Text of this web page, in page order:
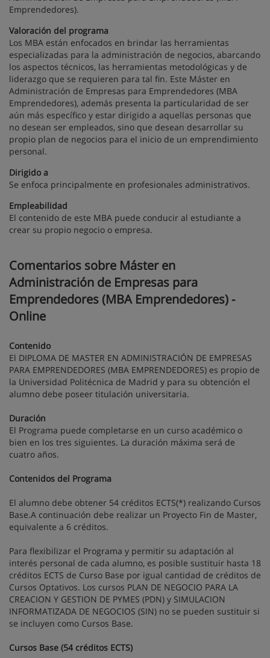
Emprendedores).
Valoración del programa
Los MBA están enfocados en brindar las herramientas
especializadas para la administración de negocios, abarcando
los aspectos técnicos, las herramientas metodológicas y de
liderazgo que se requieren para tal fin. Este Máster en
Administración de Empresas para Emprendedores (MBA
Emprendedores), además presenta la particularidad de ser
aún más específico y estar dirigido a aquellas personas que
no desean ser empleados, sino que desean desarrollar su
propio plan de negocios para el inicio de un emprendimiento
personal.
Dirigido a
Se enfoca principalmente en profesionales administrativos.
Empleabilidad
El contenido de este MBA puede conducir al estudiante a
crear su propio negocio o empresa.
Comentarios sobre Máster en
Administración de Empresas para
Emprendedores (MBA Emprendedores) -
Online
Contenido
El DIPLOMA DE MASTER EN ADMINISTRACIÓN DE EMPRESAS
PARA EMPRENDEDORES (MBA EMPRENDEDORES) es propio de
la Universidad Politécnica de Madrid y para su obtención el
alumno debe poseer titulación universitaria.
Duración
El Programa puede completarse en un curso académico o
bien en los tres siguientes. La duración máxima será de
cuatro años.
Contenidos del Programa
El alumno debe obtener 54 créditos ECTS(*) realizando Cursos
Base.A continuación debe realizar un Proyecto Fin de Master,
equivalente a 6 créditos.
Para flexibilizar el Programa y permitir su adaptación al
interés personal de cada alumno, es posible sustituir hasta 18
créditos ECTS de Curso Base por igual cantidad de créditos de
Cursos Optativos. Los cursos PLAN DE NEGOCIO PARA LA
CREACION Y GESTION DE PYMES (PDN) y SIMULACION
INFORMATIZADA DE NEGOCIOS (SIN) no se pueden sustituir si
se incluyen como Cursos Base.
Cursos Base (54 créditos ECTS)